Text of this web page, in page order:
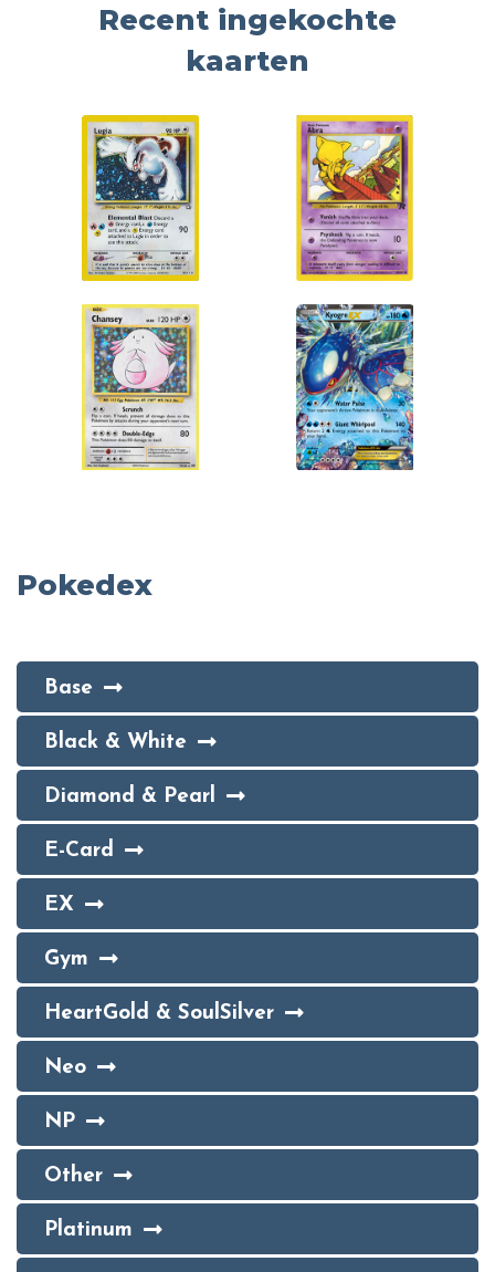
Recent ingekochte
kaarten
Pokedex
Base
Black & White
Diamond & Pearl
E-Card
EX
Gym
HeartGold & SoulSilver
Neo
NP
Other
Platinum